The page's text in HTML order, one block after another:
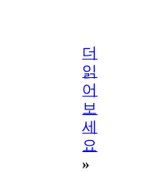
더
읽
어
보
세
요
»